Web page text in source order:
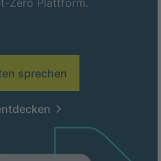
sprechen